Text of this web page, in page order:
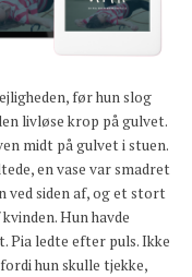
før hun slog
livløse krop på gulvet.
midt på gulvet i stuen.
en vase var smadret
ved siden af, og et stort
Hun havde
Pia ledte efter puls. Ikke
hun skulle tjekke,